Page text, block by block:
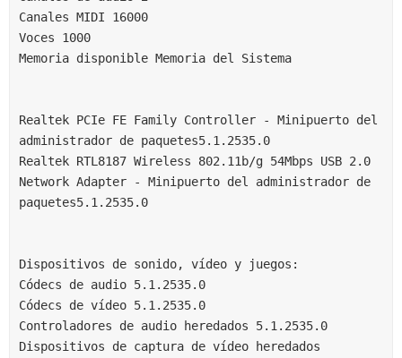
Canales MIDI 16000
Voces 1000
Memoria disponible Memoria del Sistema
Realtek PCIe FE Family Controller - Minipuerto del
administrador de paquetes5.1.2535.0
Realtek RTL8187 Wireless 802.11b/g 54Mbps USB 2.0
Network Adapter - Minipuerto del administrador de
paquetes5.1.2535.0
Dispositivos de sonido, vídeo y juegos:
Códecs de audio 5.1.2535.0
Códecs de vídeo 5.1.2535.0
Controladores de audio heredados 5.1.2535.0
Dispositivos de captura de vídeo heredados